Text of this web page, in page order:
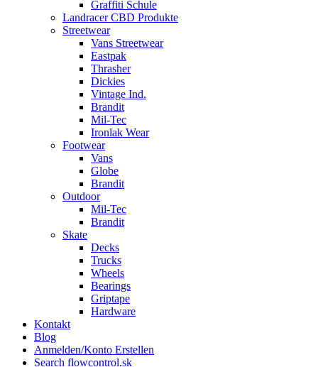
Graffiti Schule
Landracer CBD Produkte
Streetwear
Vans Streetwear
Eastpak
Thrasher
Dickies
Vintage Ind.
Brandit
Mil-Tec
Ironlak Wear
Footwear
Vans
Globe
Brandit
Outdoor
Mil-Tec
Brandit
Skate
Decks
Trucks
Wheels
Bearings
Griptape
Hardware
Kontakt
Blog
Anmelden/Konto Erstellen
Search flowcontrol.sk